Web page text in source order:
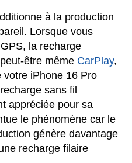
à la production
Lorsque vous
la recharge
être même CarPlay,
votre iPhone 16 Pro
sans fil
appréciée pour sa
le phénomène car le
génère davantage
recharge filaire